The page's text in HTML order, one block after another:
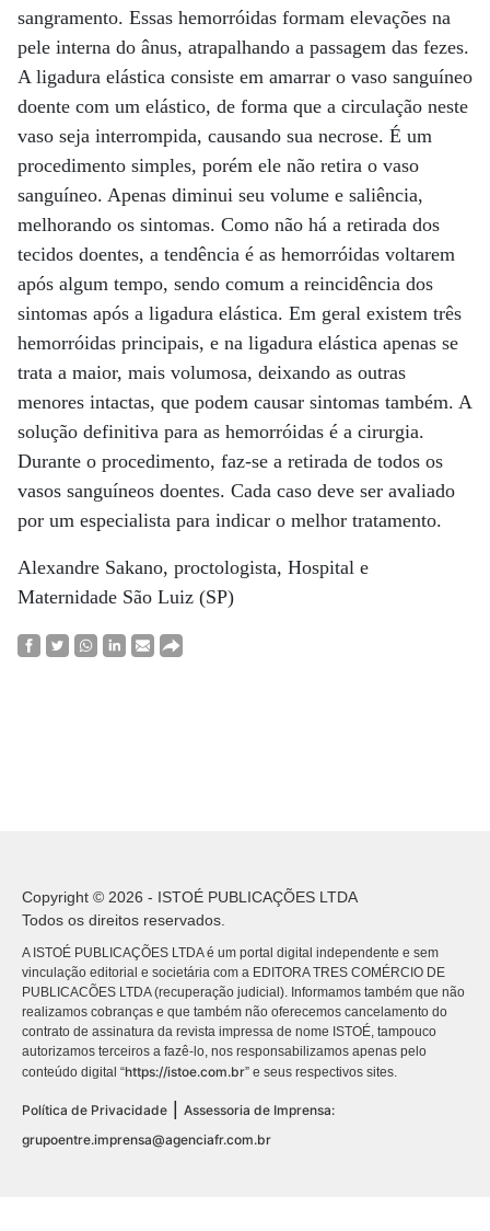
sangramento. Essas hemorróidas formam elevações na
pele interna do ânus, atrapalhando a passagem das fezes.
A ligadura elástica consiste em amarrar o vaso sanguíneo
doente com um elástico, de forma que a circulação neste
vaso seja interrompida, causando sua necrose. É um
procedimento simples, porém ele não retira o vaso
sanguíneo. Apenas diminui seu volume e saliência,
melhorando os sintomas. Como não há a retirada dos
tecidos doentes, a tendência é as hemorróidas voltarem
após algum tempo, sendo comum a reincidência dos
sintomas após a ligadura elástica. Em geral existem três
hemorróidas principais, e na ligadura elástica apenas se
trata a maior, mais volumosa, deixando as outras
menores intactas, que podem causar sintomas também. A
solução definitiva para as hemorróidas é a cirurgia.
Durante o procedimento, faz-se a retirada de todos os
vasos sanguíneos doentes. Cada caso deve ser avaliado
por um especialista para indicar o melhor tratamento.
Alexandre Sakano, proctologista, Hospital e
Maternidade São Luiz (SP)
Copyright © 2026 - ISTOÉ PUBLICAÇÕES LTDA
Todos os direitos reservados.
A ISTOÉ PUBLICAÇÕES LTDA é um portal digital independente e sem
vinculação editorial e societária com a EDITORA TRES COMÉRCIO DE
PUBLICACÕES LTDA (recuperação judicial). Informamos também que não
realizamos cobranças e que também não oferecemos cancelamento do
contrato de assinatura da revista impressa de nome ISTOÉ, tampouco
autorizamos terceiros a fazê-lo, nos responsabilizamos apenas pelo
conteúdo digital “https://istoe.com.br” e seus respectivos sites.
Política de Privacidade
Assessoria de Imprensa:
grupoentre.imprensa@agenciafr.com.br